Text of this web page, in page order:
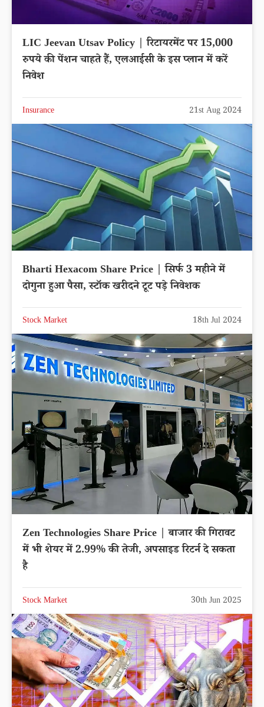
LIC Jeevan Utsav Policy | रिटायरमेंट पर 15,000
रुपये की पेंशन चाहते हैं, एलआईसी के इस प्लान में करें
निवेश
Insurance 21st Aug 2024
Bharti Hexacom Share Price | सिर्फ 3 महीने में
दोगुना हुआ पैसा, स्टॉक खरीदने टूट पड़े निवेशक
Stock Market 18th Jul 2024
Zen Technologies Share Price | बाजार की गिरावट
में भी शेयर में 2.99% की तेजी, अपसाइड रिटर्न दे सकता
है
Stock Market 30th Jun 2025